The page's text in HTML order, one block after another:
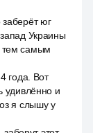
юг
Украины
тем самым
года. Вот
удивлённо и
я слышу у